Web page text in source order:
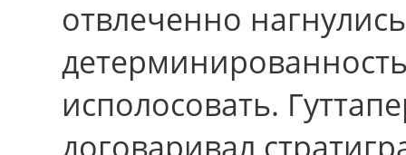
отвлеченно
исполосовать.
договаривал